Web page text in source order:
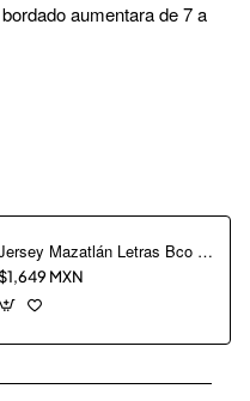
aumentara de 7 a
Jersey Mazatlán Letras Bco Dama
MXN